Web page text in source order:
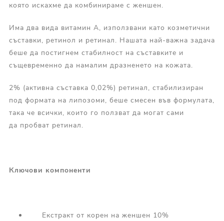
която искахме да комбинираме с женшен.
Има два вида витамин А, използвани като козметични
съставки, ретинол и ретинал. Нашата най-важна задача
беше да постигнем стабилност на съставките и
същевременно да намалим дразненето на кожата.
2% (активна съставка 0,02%) ретинал, стабилизиран
под формата на липозоми, беше смесен във формулата,
така че всички, които го ползват да могат сами
да пробват ретинал.
Ключови компоненти
Екстракт от корен на женшен 10%